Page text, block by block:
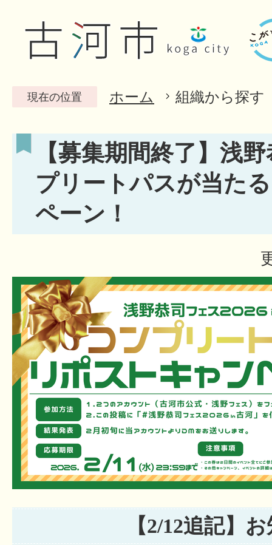
現在の位置 ホーム 組織から探す
【募集期間終了】浅
プリートパスが当た
ペーン！
【2/12追記】